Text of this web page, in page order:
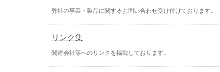
弊社の事業・製品に関するお問い合わせ受け付けております。
リンク集
関連会社等へのリンクを掲載しております。